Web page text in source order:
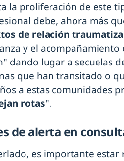
la proliferación de este
debe, ahora más
de relación
y el acompañamiento
dando lugar a secuelas
que han transitado o
a estas comunidades
rotas".
de alerta en
es importante estar